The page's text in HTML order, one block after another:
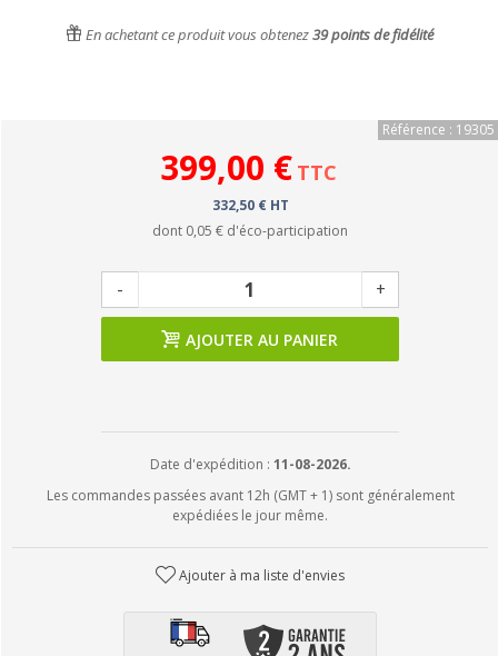
En achetant ce produit vous obtenez39points de fidélité
Référence : 19305
399,00 € TTC
332,50 € HT
dont 0,05 € d'éco-participation
- +
AJOUTER AU PANIER
Date d'expédition : 11-08-2026.
Les commandes passées avant 12h (GMT + 1) sont généralement
expédiées le jour même.
Ajouter à ma liste d'envies